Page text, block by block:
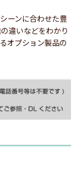
ーンに合わせた豊
違いなどをわかり
オプション製品の